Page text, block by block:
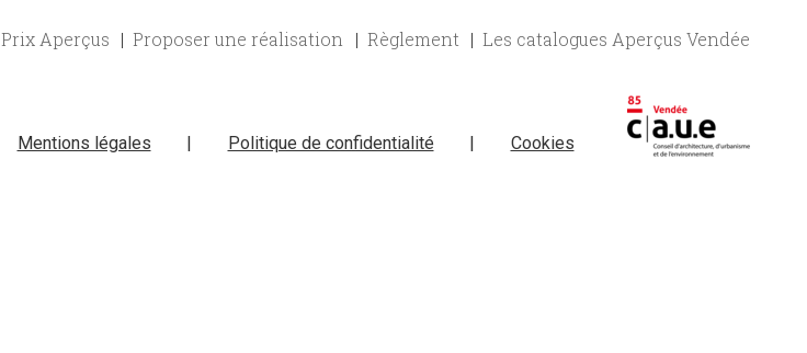
Prix Aperçus Proposer une réalisation Règlement Les catalogues Aperçus Vendée
Mentions légales Politique de confidentialité Cookies